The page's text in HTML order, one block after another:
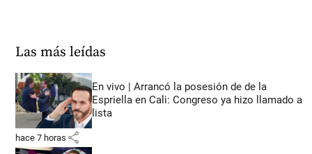
Las más leídas
En vivo | Arrancó la posesión de de la
Espriella en Cali: Congreso ya hizo llamado a
lista
hace 7 horas share